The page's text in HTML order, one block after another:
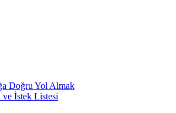
Doğru Yol Almak
ve İstek Listesi